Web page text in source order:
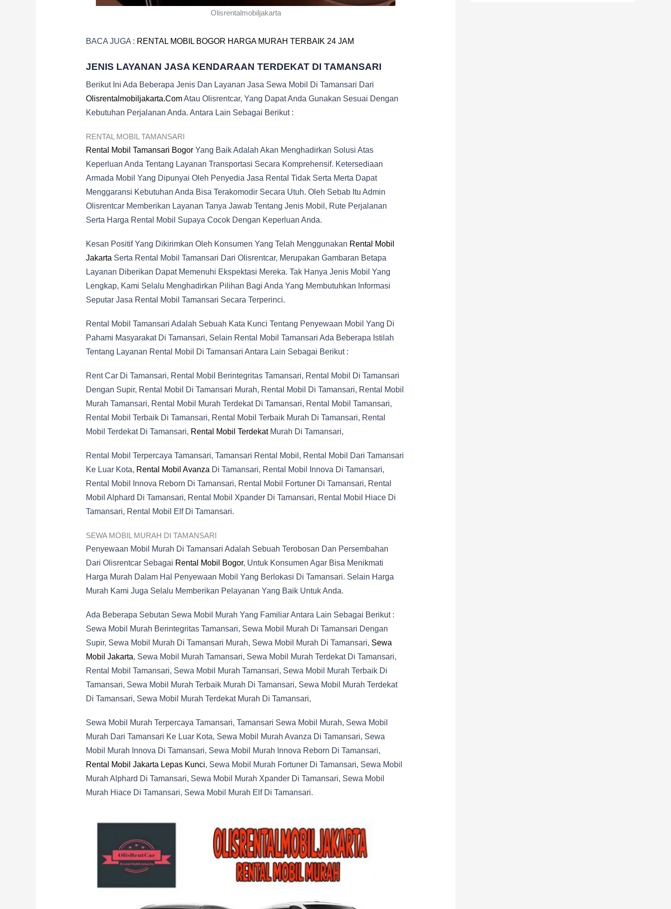
Olisrentalmobiljakarta
BACA JUGA : RENTAL MOBIL BOGOR HARGA MURAH TERBAIK 24 JAM
JENIS LAYANAN JASA KENDARAAN TERDEKAT DI TAMANSARI
Berikut Ini Ada Beberapa Jenis Dan Layanan Jasa Sewa Mobil Di Tamansari Dari
Olisrentalmobiljakarta.comAtau Olisrentcar, Yang Dapat Anda Gunakan Sesuai Dengan
Kebutuhan Perjalanan Anda. Antara Lain Sebagai Berikut :
RENTAL MOBIL TAMANSARI
Rental Mobil Tamansari Bogor Yang Baik Adalah Akan Menghadirkan Solusi Atas
Keperluan Anda Tentang Layanan Transportasi Secara Komprehensif. Ketersediaan
Armada Mobil Yang Dipunyai Oleh Penyedia Jasa Rental Tidak Serta Merta Dapat
Menggaransi Kebutuhan Anda Bisa Terakomodir Secara Utuh. Oleh Sebab Itu Admin
Olisrentcar Memberikan Layanan Tanya Jawab Tentang Jenis Mobil, Rute Perjalanan
Serta Harga Rental Mobil Supaya Cocok Dengan Keperluan Anda.
Kesan Positif Yang Dikirimkan Oleh Konsumen Yang Telah Menggunakan Rental Mobil
Jakarta Serta Rental Mobil Tamansari Dari Olisrentcar, Merupakan Gambaran Betapa
Layanan Diberikan Dapat Memenuhi Ekspektasi Mereka. Tak Hanya Jenis Mobil Yang
Lengkap, Kami Selalu Menghadirkan Pilihan Bagi Anda Yang Membutuhkan Informasi
Seputar Jasa Rental Mobil Tamansari Secara Terperinci.
Rental Mobil Tamansari Adalah Sebuah Kata Kunci Tentang Penyewaan Mobil Yang Di
Pahami Masyarakat Di Tamansari, Selain Rental Mobil Tamansari Ada Beberapa Istilah
Tentang Layanan Rental Mobil Di Tamansari Antara Lain Sebagai Berikut :
Rent Car Di Tamansari, Rental Mobil Berintegritas Tamansari, Rental Mobil Di Tamansari
Dengan Supir, Rental Mobil Di Tamansari Murah, Rental Mobil Di Tamansari, Rental Mobil
Murah Tamansari, Rental Mobil Murah Terdekat Di Tamansari, Rental Mobil Tamansari,
Rental Mobil Terbaik Di Tamansari, Rental Mobil Terbaik Murah Di Tamansari, Rental
Mobil Terdekat Di Tamansari, Rental Mobil TerdekatMurah Di Tamansari,
Rental Mobil Terpercaya Tamansari, Tamansari Rental Mobil, Rental Mobil Dari Tamansari
Ke Luar Kota, Rental Mobil Avanza Di Tamansari, Rental Mobil Innova Di Tamansari,
Rental Mobil Innova Reborn Di Tamansari, Rental Mobil Fortuner Di Tamansari, Rental
Mobil Alphard Di Tamansari, Rental Mobil Xpander Di Tamansari, Rental Mobil Hiace Di
Tamansari, Rental Mobil Elf Di Tamansari.
SEWA MOBIL MURAH DI TAMANSARI
Penyewaan Mobil Murah Di Tamansari Adalah Sebuah Terobosan Dan Persembahan
Dari Olisrentcar Sebagai Rental Mobil Bogor, Untuk Konsumen Agar Bisa Menikmati
Harga Murah Dalam Hal Penyewaan Mobil Yang Berlokasi Di Tamansari. Selain Harga
Murah Kami Juga Selalu Memberikan Pelayanan Yang Baik Untuk Anda.
Ada Beberapa Sebutan Sewa Mobil Murah Yang Familiar Antara Lain Sebagai Berikut :
Sewa Mobil Murah Berintegritas Tamansari, Sewa Mobil Murah Di Tamansari Dengan
Supir, Sewa Mobil Murah Di Tamansari Murah, Sewa Mobil Murah Di Tamansari, Sewa
Mobil Jakarta, Sewa Mobil Murah Tamansari, Sewa Mobil Murah Terdekat Di Tamansari,
Rental Mobil Tamansari, Sewa Mobil Murah Tamansari, Sewa Mobil Murah Terbaik Di
Tamansari, Sewa Mobil Murah Terbaik Murah Di Tamansari, Sewa Mobil Murah Terdekat
Di Tamansari, Sewa Mobil Murah Terdekat Murah Di Tamansari,
Sewa Mobil Murah Terpercaya Tamansari, Tamansari Sewa Mobil Murah, Sewa Mobil
Murah Dari Tamansari Ke Luar Kota, Sewa Mobil Murah Avanza Di Tamansari, Sewa
Mobil Murah Innova Di Tamansari, Sewa Mobil Murah Innova Reborn Di Tamansari,
Rental Mobil Jakarta Lepas Kunci, Sewa Mobil Murah Fortuner Di Tamansari, Sewa Mobil
Murah Alphard Di Tamansari, Sewa Mobil Murah Xpander Di Tamansari, Sewa Mobil
Murah Hiace Di Tamansari, Sewa Mobil Murah Elf Di Tamansari.